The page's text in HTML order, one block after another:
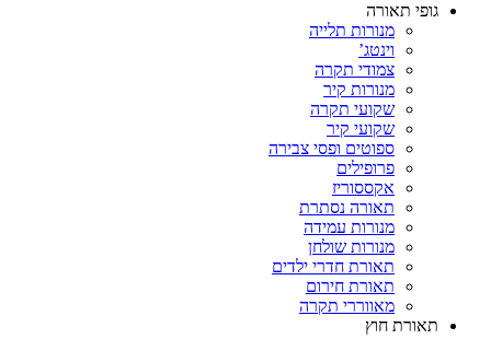
גופי תאורה
מנורות תלייה
וינטג’
צמודי תקרה
מנורות קיר
שקועי תקרה
שקועי קיר
ספוטים ופסי צבירה
פרופילים
אקססוריז
תאורה נסתרת
מנורות עמידה
מנורות שולחן
תאורת חדרי ילדים
תאורת חירום
מאווררי תקרה
תאורת חוץ